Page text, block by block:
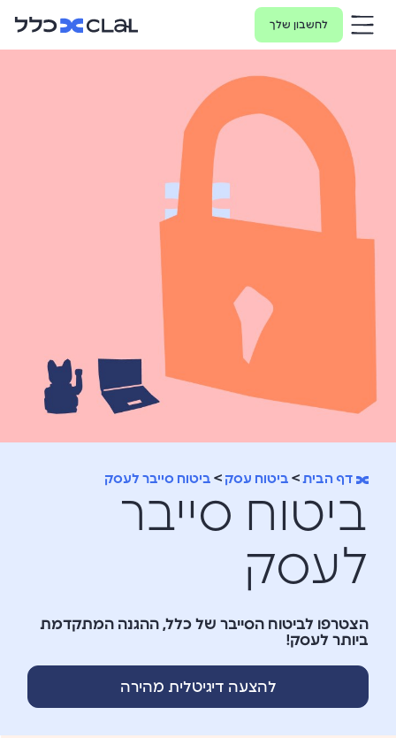
לחשבון שלך
דף הבית> ביטוח עסק> ביטוח סייבר לעסק
ביטוח סייבר
לעסק
הצטרפו לביטוח הסייבר של כלל, ההגנה המתקדמת
ביותר לעסק!
להצעה דיגיטלית מהירה